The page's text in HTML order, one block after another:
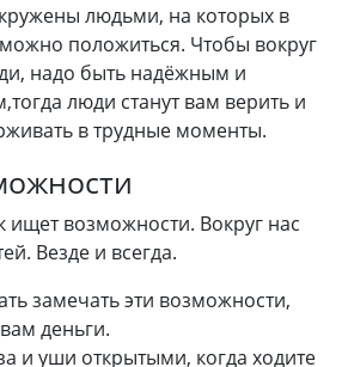
людьми, на которых в
положиться. Чтобы вокруг
надо быть надёжным и
люди станут вам верить и
в трудные моменты.
возможности. Вокруг нас
Везде и всегда.
замечать эти возможности,
деньги.
и уши открытыми, когда ходите